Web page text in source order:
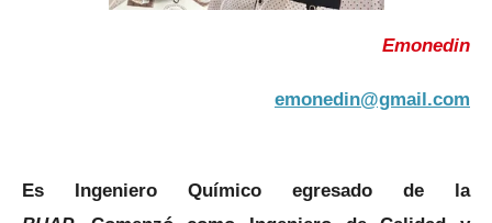
Emonedin
emonedin@gmail.com
Es Ingeniero Químico egresado de la